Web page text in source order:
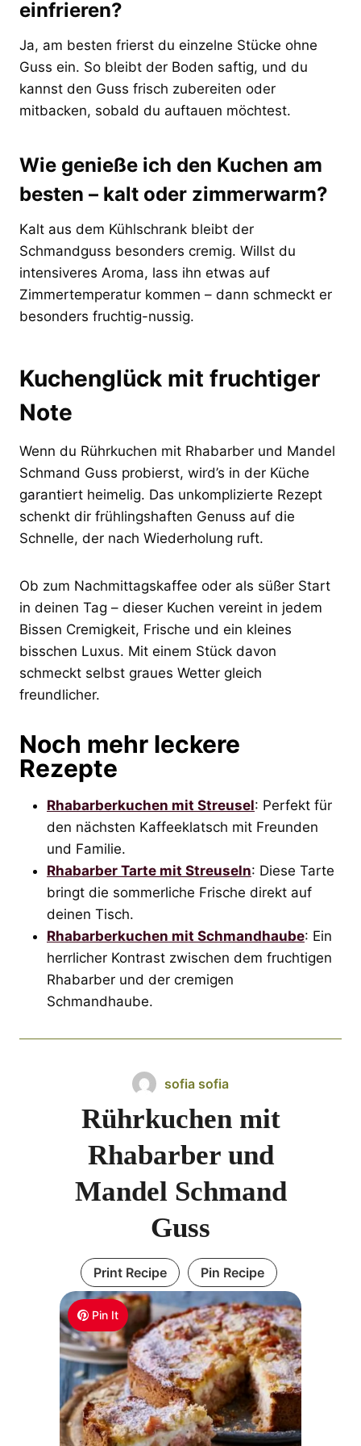
einfrieren?
Ja, am besten frierst du einzelne Stücke ohne
Guss ein. So bleibt der Boden saftig, und du
kannst den Guss frisch zubereiten oder
mitbacken, sobald du auftauen möchtest.
Wie genieße ich den Kuchen am
besten – kalt oder zimmerwarm?
Kalt aus dem Kühlschrank bleibt der
Schmandguss besonders cremig. Willst du
intensiveres Aroma, lass ihn etwas auf
Zimmertemperatur kommen – dann schmeckt er
besonders fruchtig-nussig.
Kuchenglück mit fruchtiger
Note
Wenn du Rührkuchen mit Rhabarber und Mandel
Schmand Guss probierst, wird’s in der Küche
garantiert heimelig. Das unkomplizierte Rezept
schenkt dir frühlingshaften Genuss auf die
Schnelle, der nach Wiederholung ruft.
Ob zum Nachmittagskaffee oder als süßer Start
in deinen Tag – dieser Kuchen vereint in jedem
Bissen Cremigkeit, Frische und ein kleines
bisschen Luxus. Mit einem Stück davon
schmeckt selbst graues Wetter gleich
freundlicher.
Noch mehr leckere
Rezepte
Rhabarberkuchen mit Streusel: Perfekt für
den nächsten Kaffeeklatsch mit Freunden
und Familie.
Rhabarber Tarte mit Streuseln: Diese Tarte
bringt die sommerliche Frische direkt auf
deinen Tisch.
Rhabarberkuchen mit Schmandhaube: Ein
herrlicher Kontrast zwischen dem fruchtigen
Rhabarber und der cremigen
Schmandhaube.
Pin It
sofia sofia
Rührkuchen mit
Rhabarber und
Mandel Schmand
Guss
Print Recipe Pin Recipe